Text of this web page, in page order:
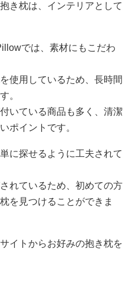
き枕は、インテリアとして
では、素材にもこだわ
使用しているため、長時間
。
いている商品も多く、清潔
ポイントです。
に探せるように工夫されて
れているため、初めての方
を見つけることができま
イトからお好みの抱き枕を